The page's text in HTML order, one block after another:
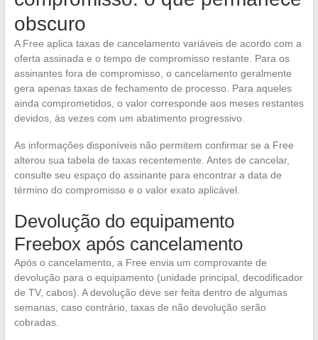
obscuro
A Free aplica taxas de cancelamento variáveis de acordo com a
oferta assinada e o tempo de compromisso restante. Para os
assinantes fora de compromisso, o cancelamento geralmente
gera apenas taxas de fechamento de processo. Para aqueles
ainda comprometidos, o valor corresponde aos meses restantes
devidos, às vezes com um abatimento progressivo.
As informações disponíveis não permitem confirmar se a Free
alterou sua tabela de taxas recentemente. Antes de cancelar,
consulte seu espaço do assinante para encontrar a data de
término do compromisso e o valor exato aplicável.
Devolução do equipamento
Freebox após cancelamento
Após o cancelamento, a Free envia um comprovante de
devolução para o equipamento (unidade principal, decodificador
de TV, cabos). A devolução deve ser feita dentro de algumas
semanas, caso contrário, taxas de não devolução serão
cobradas.